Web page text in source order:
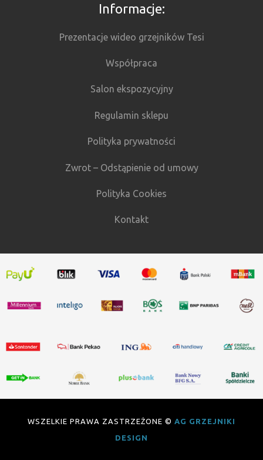
Informacje:
Prezentacje wideo grzejników Tesi
Współpraca
Salon ekspozycyjny
Regulamin sklepu
Polityka prywatności
Zwrot – Odstąpienie od umowy
Polityka Cookies
Kontakt
WSZELKIE PRAWA ZASTRZEŻONE © AG GRZEJNIKI
DESIGN